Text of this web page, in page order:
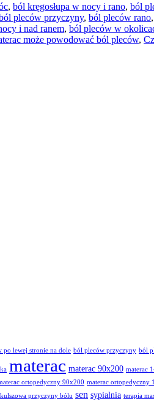
, ból kręgosłupa w nocy i rano, ból
pleców przyczyny, ból pleców rano,
i nad ranem, ból pleców w
może powodować ból pleców,
po lewej stronie na dole ból pleców przyczyny ból
materac materac 90x200 materac
ortopedyczny 90x200 materac ortopedyczny
przyczyny bólu sen sypialnia terapia